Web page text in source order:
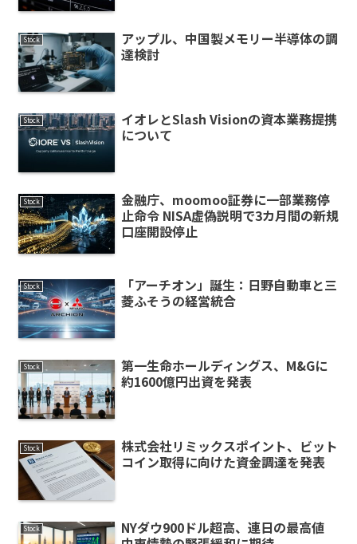
Stock
アップル、中国製メモリー半導体の調
達検討
Stock
イオレとSlash Visionの資本業務提携
について
Stock
金融庁、moomoo証券に一部業務停
止命令 NISA虚偽説明で3カ月間の新規
口座開設停止
Stock
「アーチオン」誕生：日野自動車と三
菱ふそうの経営統合
Stock
第一生命ホールディングス、M&Gに
約1600億円出資を発表
Stock
株式会社リミックスポイント、ビット
コイン取得に向けた資金調達を発表
Stock
NYダウ900ドル超高、連日の最高値